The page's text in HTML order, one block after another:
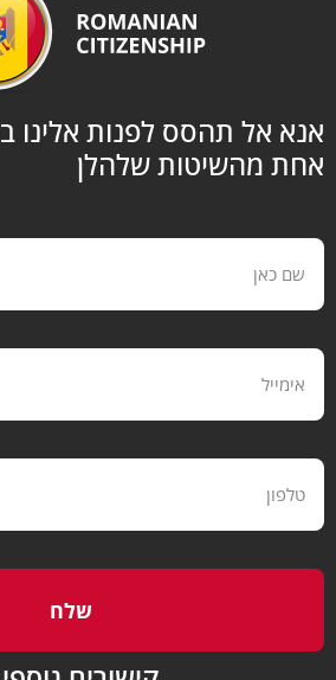
אל תהסס לפנות אלינו
מהשיטות שלהלן